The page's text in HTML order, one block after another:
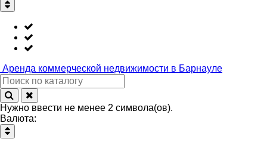
Аренда коммерческой недвижимости в Барнауле
Нужно ввести не менее 2 символа(ов).
Валюта: